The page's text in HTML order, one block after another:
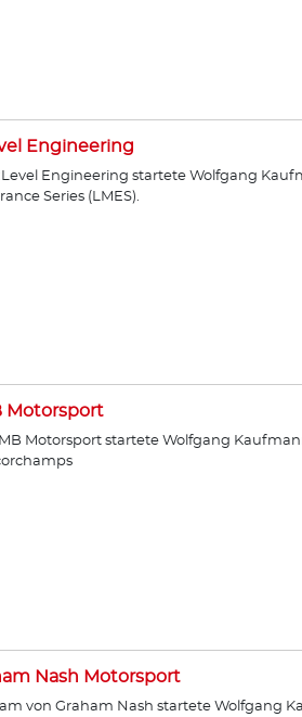
Engineering
Engineering startete Wolfgang
Series (LMES).
Motorsport
Motorsport startete Wolfgang
Nash Motorsport
von Graham Nash startete Wolfgang